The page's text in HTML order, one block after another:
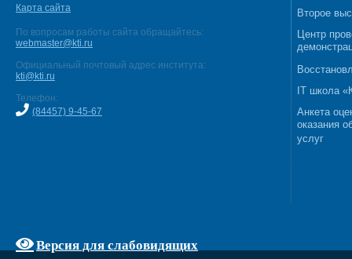
Карта сайта
По вопросам работы сайта обращайтесь:
webmaster@kti.ru
Официальный почтовый адрес института:
kti@kti.ru
Телефон:
(84457) 9-45-67
Версия для слабовидящих
Второе
Центр
IT школа
Анкета
оказания
услуг